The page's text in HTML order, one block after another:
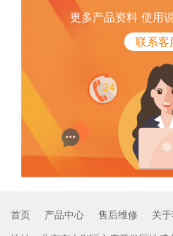
更多产品资料 使用
联系客
首页 产品中心 售后维修 关